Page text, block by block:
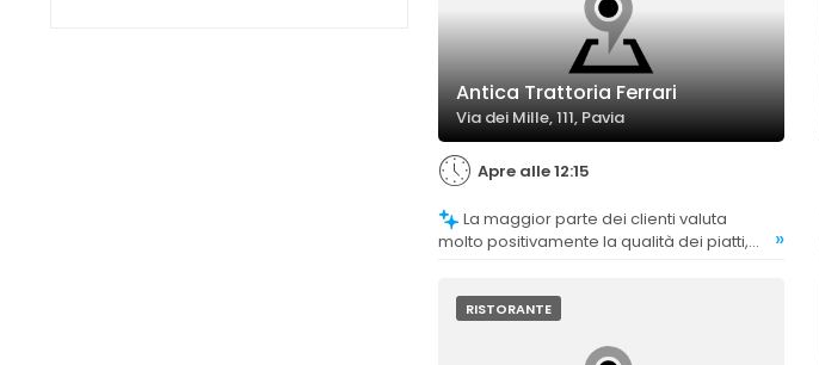
Antica Trattoria Ferrari
Via dei Mille, 111, Pavia
Apre alle 12:15
molto positivamente la qualità dei piatti,
qualità.
»
RISTORANTE